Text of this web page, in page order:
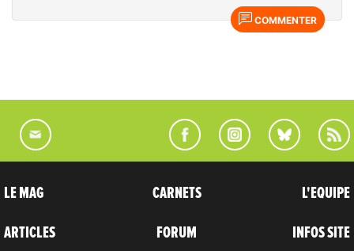
COMMENTER
LE MAG
ARTICLES
CARNETS
FORUM
L'EQUIPE
INFOS SITE